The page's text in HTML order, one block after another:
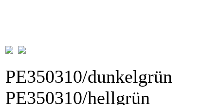
PE350310/
PE350310/hellgrün